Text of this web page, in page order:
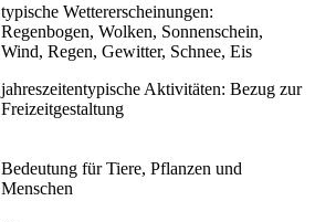
typische Wettererscheinungen:
Regenbogen, Wolken, Sonnenschein,
Wind, Regen, Gewitter, Schnee, Eis
jahreszeitentypische Aktivitäten: Bezug zur
Freizeitgestaltung
Bedeutung für Tiere, Pflanzen und
Menschen